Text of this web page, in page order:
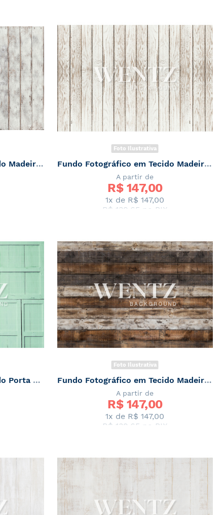
Fundo Fotografico em Tecido Madeira Branca / Backdrop 2060
Foto Ilustrativa
Fundo Fotográfico em Tecido Madeira Branca Newborn / Backdrop 2038
A partir de
R$ 147,00
1x de R$ 147,00
R$ 139,65 no PIX
Fundo Fotográfico em Tecido Porta Colorida Newborn / Backdrop 2015
Foto Ilustrativa
Fundo Fotográfico em Tecido Madeira Escura / Backdrop 1820
A partir de
R$ 147,00
1x de R$ 147,00
R$ 139,65 no PIX